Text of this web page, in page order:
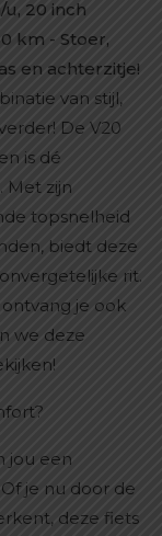
20 inch
km - Stoer,
en achterzitje!
van stijl,
De V20
is dé
Met zijn
topsnelheid
biedt deze
rit.
ontvang je ook
we deze
jou een
je nu door de
deze fiets